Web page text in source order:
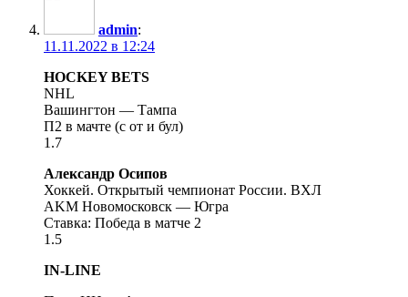
admin:
11.11.2022 в 12:24
HOCKEY BETS
NHL
Вашингтон — Тампа
П2 в мачте (с от и бул)
1.7
Александр Осипов
Хоккей. Открытый чемпионат России. ВХЛ
AKM Новомосковск — Югра
Ставка: Победа в матче 2
1.5
IN-LINE